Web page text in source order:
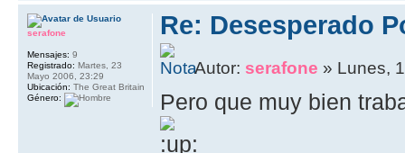
Re: Desesperado
Autor: serafone » Lunes,
Pero que muy bien
serafone
Mensajes: 9
Registrado: Martes, 23
Mayo 2006, 23:29
Ubicación: The Great Britain
Género: